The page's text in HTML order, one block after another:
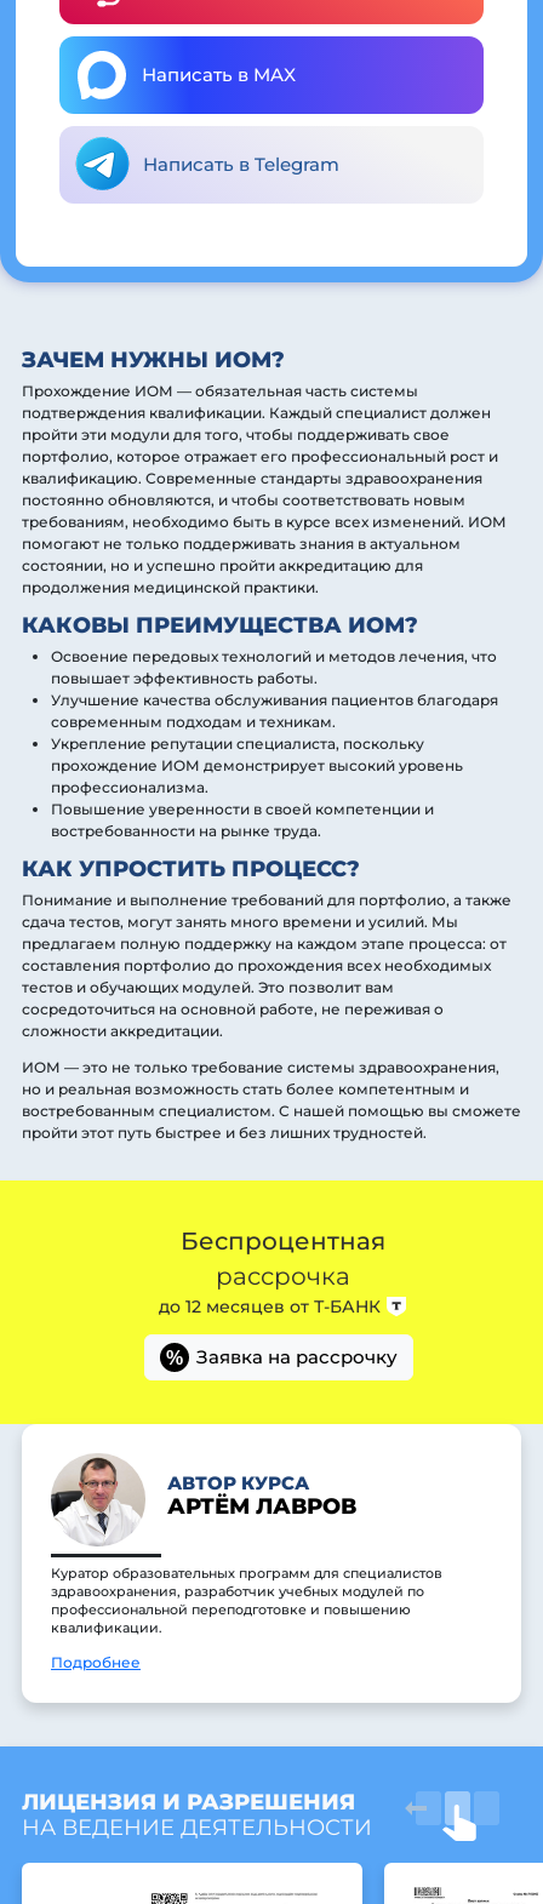
Написать в MAX
Написать в Telegram
ЗАЧЕМ НУЖНЫ ИОМ?
Прохождение ИОМ — обязательная часть системы
подтверждения квалификации. Каждый специалист должен
пройти эти модули для того, чтобы поддерживать свое
портфолио, которое отражает его профессиональный рост и
квалификацию. Современные стандарты здравоохранения
постоянно обновляются, и чтобы соответствовать новым
требованиям, необходимо быть в курсе всех изменений. ИОМ
помогают не только поддерживать знания в актуальном
состоянии, но и успешно пройти аккредитацию для
продолжения медицинской практики.
КАКОВЫ ПРЕИМУЩЕСТВА ИОМ?
Освоение передовых технологий и методов лечения, что
повышает эффективность работы.
Улучшение качества обслуживания пациентов благодаря
современным подходам и техникам.
Укрепление репутации специалиста, поскольку
прохождение ИОМ демонстрирует высокий уровень
профессионализма.
Повышение уверенности в своей компетенции и
востребованности на рынке труда.
КАК УПРОСТИТЬ ПРОЦЕСС?
Понимание и выполнение требований для портфолио, а также
сдача тестов, могут занять много времени и усилий. Мы
предлагаем полную поддержку на каждом этапе процесса: от
составления портфолио до прохождения всех необходимых
тестов и обучающих модулей. Это позволит вам
сосредоточиться на основной работе, не переживая о
сложности аккредитации.
ИОМ — это не только требование системы здравоохранения,
но и реальная возможность стать более компетентным и
востребованным специалистом. С нашей помощью вы сможете
пройти этот путь быстрее и без лишних трудностей.
Беспроцентная
рассрочка
до 12 месяцев от Т-БАНК
% Заявка на рассрочку
АВТОР КУРСА
АРТЁМ ЛАВРОВ
Куратор образовательных программ для специалистов
здравоохранения, разработчик учебных модулей по
профессиональной переподготовке и повышению
квалификации.
Подробнее
ЛИЦЕНЗИЯ И РАЗРЕШЕНИЯ
НА ВЕДЕНИЕ ДЕЯТЕЛЬНОСТИ